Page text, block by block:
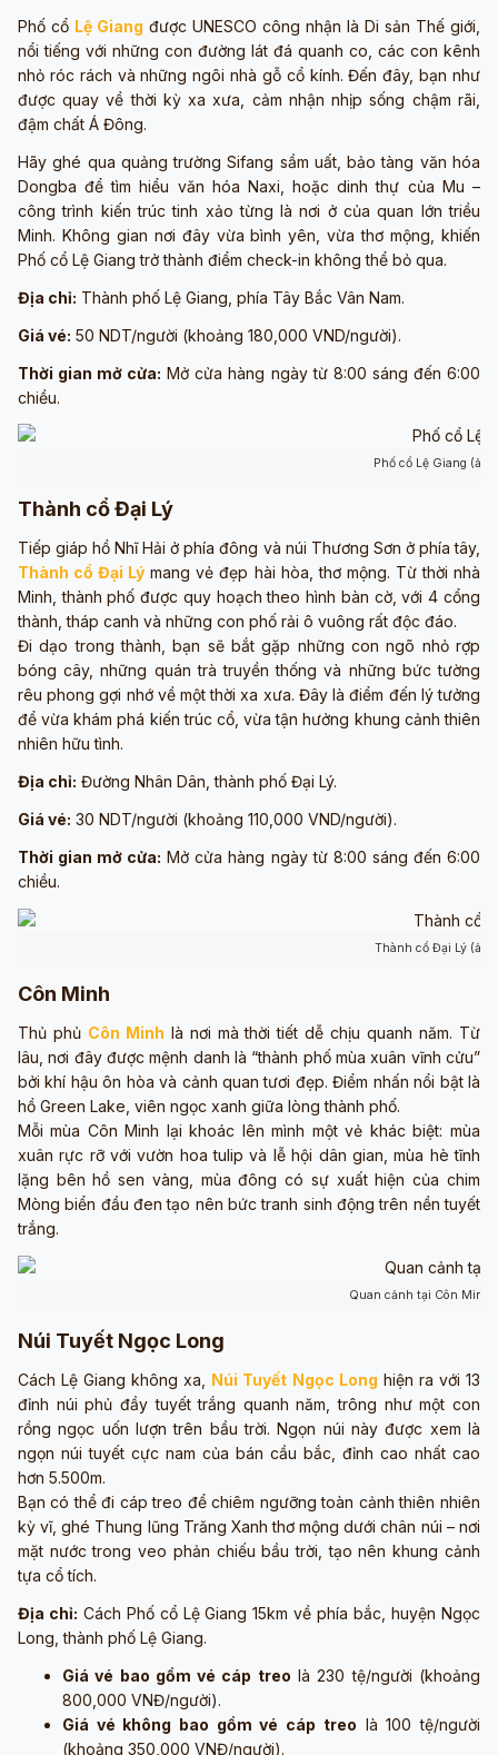
Phố cổ Lệ Giang được UNESCO công nhận là Di sản Thế giới,
nổi tiếng với những con đường lát đá quanh co, các con kênh
nhỏ róc rách và những ngôi nhà gỗ cổ kính. Đến đây, bạn như
được quay về thời kỳ xa xưa, cảm nhận nhịp sống chậm rãi,
đậm chất Á Đông.
Hãy ghé qua quảng trường Sifang sầm uất, bảo tàng văn hóa
Dongba để tìm hiểu văn hóa Naxi, hoặc dinh thự của Mu –
công trình kiến trúc tinh xảo từng là nơi ở của quan lớn triều
Minh. Không gian nơi đây vừa bình yên, vừa thơ mộng, khiến
Phố cổ Lệ Giang trở thành điểm check-in không thể bỏ qua.
Địa chỉ: Thành phố Lệ Giang, phía Tây Bắc Vân Nam.
Giá vé: 50 NDT/người (khoảng 180,000 VND/người).
Thời gian mở cửa: Mở cửa hàng ngày từ 8:00 sáng đến 6:00
chiều.
Phố cổ Lệ Giang
Thành cổ Đại Lý
Tiếp giáp hồ Nhĩ Hải ở phía đông và núi Thương Sơn ở phía tây,
Thành cổ Đại Lý mang vẻ đẹp hài hòa, thơ mộng. Từ thời nhà
Minh, thành phố được quy hoạch theo hình bàn cờ, với 4 cổng
thành, tháp canh và những con phố rải ô vuông rất độc đáo.
Đi dạo trong thành, bạn sẽ bắt gặp những con ngõ nhỏ rợp
bóng cây, những quán trà truyền thống và những bức tường
rêu phong gợi nhớ về một thời xa xưa. Đây là điểm đến lý tưởng
để vừa khám phá kiến trúc cổ, vừa tận hưởng khung cảnh thiên
nhiên hữu tình.
Địa chỉ: Đường Nhân Dân, thành phố Đại Lý.
Giá vé: 30 NDT/người (khoảng 110,000 VND/người).
Thời gian mở cửa: Mở cửa hàng ngày từ 8:00 sáng đến 6:00
chiều.
Thành cổ Đại Lý
Côn Minh
Thủ phủ Côn Minh là nơi mà thời tiết dễ chịu quanh năm. Từ
lâu, nơi đây được mệnh danh là “thành phố mùa xuân vĩnh cửu”
bởi khí hậu ôn hòa và cảnh quan tươi đẹp. Điểm nhấn nổi bật là
hồ Green Lake, viên ngọc xanh giữa lòng thành phố.
Mỗi mùa Côn Minh lại khoác lên mình một vẻ khác biệt: mùa
xuân rực rỡ với vườn hoa tulip và lễ hội dân gian, mùa hè tĩnh
lặng bên hồ sen vàng, mùa đông có sự xuất hiện của chim
Mòng biển đầu đen tạo nên bức tranh sinh động trên nền tuyết
trắng.
Quan cảnh tại Côn Minh
Núi Tuyết Ngọc Long
Cách Lệ Giang không xa, Núi Tuyết Ngọc Long hiện ra với 13
đỉnh núi phủ đầy tuyết trắng quanh năm, trông như một con
rồng ngọc uốn lượn trên bầu trời. Ngọn núi này được xem là
ngọn núi tuyết cực nam của bán cầu bắc, đỉnh cao nhất cao
hơn 5.500m.
Bạn có thể đi cáp treo để chiêm ngưỡng toàn cảnh thiên nhiên
kỳ vĩ, ghé Thung lũng Trăng Xanh thơ mộng dưới chân núi – nơi
mặt nước trong veo phản chiếu bầu trời, tạo nên khung cảnh
tựa cổ tích.
Địa chỉ: Cách Phố cổ Lệ Giang 15km về phía bắc, huyện Ngọc
Long, thành phố Lệ Giang.
Giá vé bao gồm vé cáp treo là 230 tệ/người (khoảng
800,000 VNĐ/người).
Giá vé không bao gồm vé cáp treo là 100 tệ/người
(khoảng 350,000 VNĐ/người).